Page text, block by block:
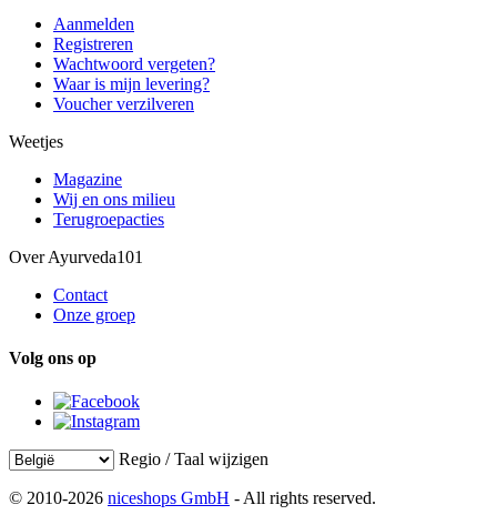
Aanmelden
Registreren
Wachtwoord vergeten?
Waar is mijn levering?
Voucher verzilveren
Weetjes
Magazine
Wij en ons milieu
Terugroepacties
Over Ayurveda101
Contact
Onze groep
Volg ons op
Regio / Taal wijzigen
© 2010-2026 niceshops GmbH - All rights reserved.